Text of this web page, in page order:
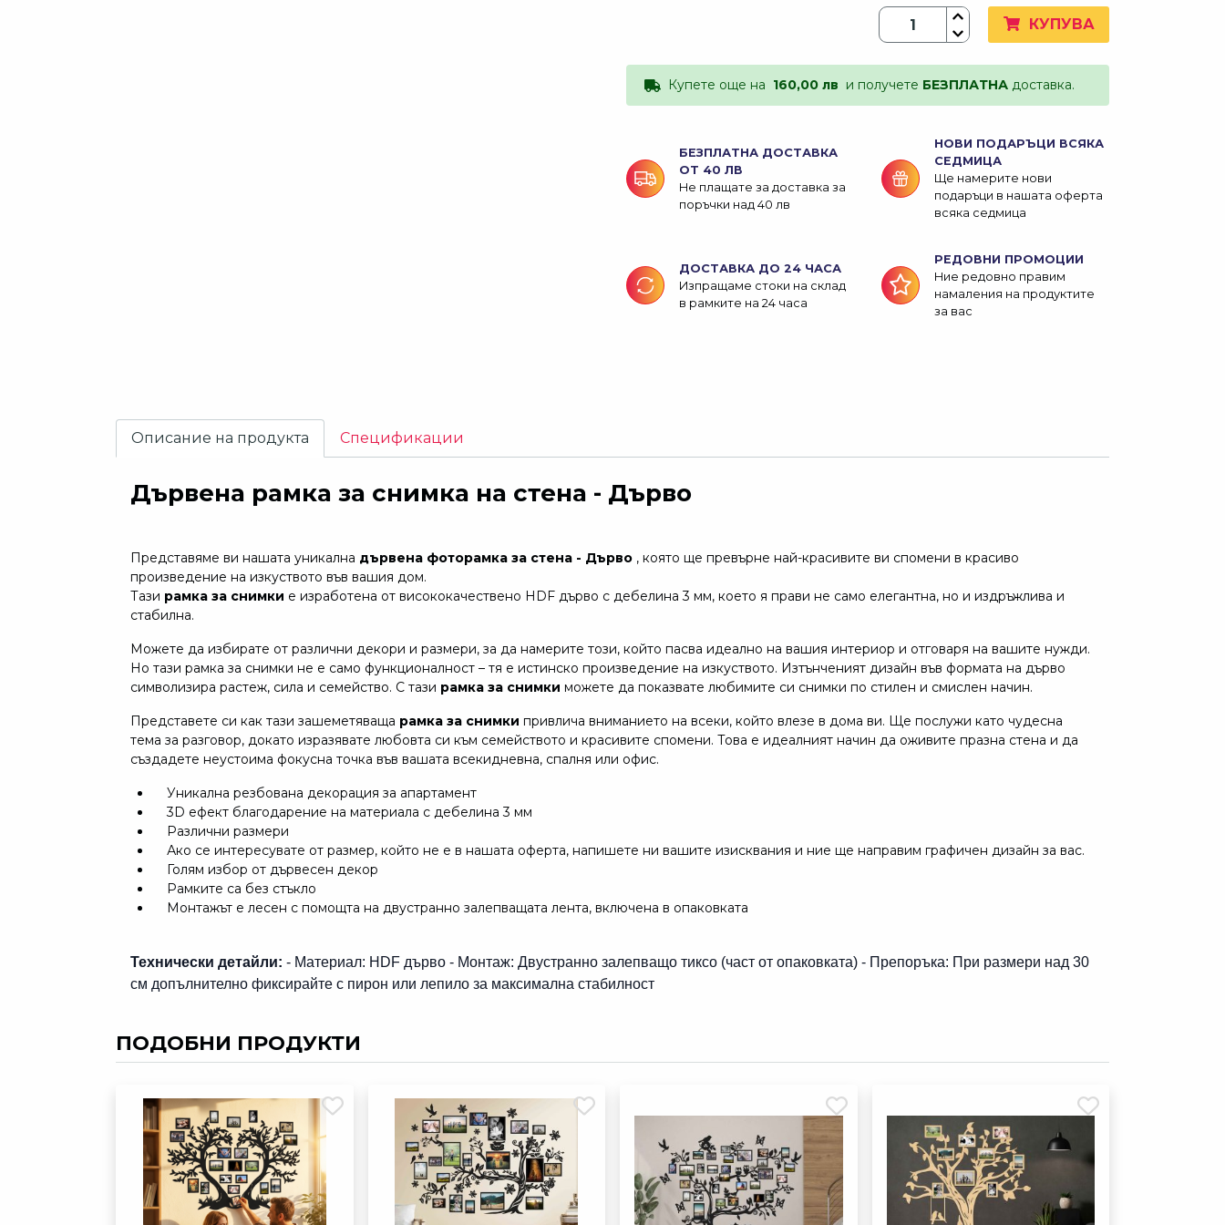
КУПУВА
Купете още на 160,00 лв и получете БЕЗПЛАТНАдоставка.
БЕЗПЛАТНА ДОСТАВКА
ОТ 40 ЛВ
Не плащате за доставка за
поръчки над 40 лв
НОВИ ПОДАРЪЦИ ВСЯКА
СЕДМИЦА
Ще намерите нови
подаръци в нашата оферта
всяка седмица
ДОСТАВКА ДО 24 ЧАСА
Изпращаме стоки на склад
в рамките на 24 часа
РЕДОВНИ ПРОМОЦИИ
Ние редовно правим
намаления на продуктите
за вас
Описание на продукта Спецификации
Дървена рамка за снимка на стена - Дърво
Представяме ви нашата уникална дървена фоторамка за стена - Дърво , която ще превърне най-красивите ви спомени в красиво
произведение на изкуството във вашия дом.
Тази рамка за снимки е изработена от висококачествено HDF дърво с дебелина 3 мм, което я прави не само елегантна, но и издръжлива и
стабилна.
Можете да избирате от различни декори и размери, за да намерите този, който пасва идеално на вашия интериор и отговаря на вашите нужди.
Но тази рамка за снимки не е само функционалност – тя е истинско произведение на изкуството. Изтънченият дизайн във формата на дърво
символизира растеж, сила и семейство. С тази рамка за снимки можете да показвате любимите си снимки по стилен и смислен начин.
Представете си как тази зашеметяваща рамка за снимки привлича вниманието на всеки, който влезе в дома ви. Ще послужи като чудесна
тема за разговор, докато изразявате любовта си към семейството и красивите спомени. Това е идеалният начин да оживите празна стена и да
създадете неустоима фокусна точка във вашата всекидневна, спалня или офис.
Уникална резбована декорация за апартамент
3D ефект благодарение на материала с дебелина 3 мм
Различни размери
Ако се интересувате от размер, който не е в нашата оферта, напишете ни вашите изисквания и ние ще направим графичен дизайн за вас.
Голям избор от дървесен декор
Рамките са без стъкло
Монтажът е лесен с помощта на двустранно залепващата лента, включена в опаковката
Технически детайли: - Материал: HDF дърво - Монтаж: Двустранно залепващо тиксо (част от опаковката) - Препоръка: При размери над 30
см допълнително фиксирайте с пирон или лепило за максимална стабилност
ПОДОБНИ ПРОДУКТИ